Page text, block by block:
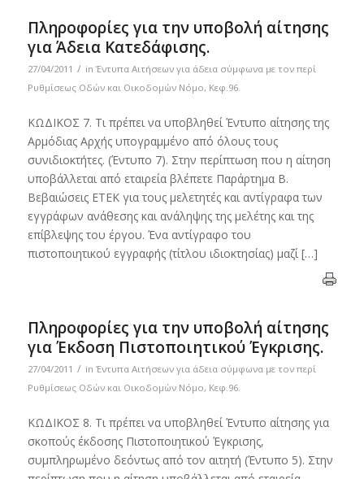
Πληροφορίες για την υποβολή αίτησης
για Άδεια Κατεδάφισης.
27/04/2011 / in Έντυπα Αιτήσεων για άδεια σύμφωνα με τον περί
Ρυθμίσεως Οδών και Οικοδομών Νόμο, Κεφ.96.
ΚΩΔΙΚΟΣ 7. Τι πρέπει να υποβληθεί Έντυπο αίτησης της
Αρμόδιας Αρχής υπογραμμένο από όλους τους
συνιδιοκτήτες. (Έντυπο 7). Στην περίπτωση που η αίτηση
υποβάλλεται από εταιρεία βλέπετε Παράρτημα B.
Βεβαιώσεις ΕΤΕΚ για τους μελετητές και αντίγραφα των
εγγράφων ανάθεσης και ανάληψης της μελέτης και της
επίβλεψης του έργου. Ένα αντίγραφο του
πιστοποιητικού εγγραφής (τίτλου ιδιοκτησίας) μαζί […]
Πληροφορίες για την υποβολή αίτησης
για Έκδοση Πιστοποιητικού Έγκρισης.
27/04/2011 / in Έντυπα Αιτήσεων για άδεια σύμφωνα με τον περί
Ρυθμίσεως Οδών και Οικοδομών Νόμο, Κεφ.96.
ΚΩΔΙΚΟΣ 8. Τι πρέπει να υποβληθεί Έντυπο αίτησης για
σκοπούς έκδοσης Πιστοποιητικού Έγκρισης,
συμπληρωμένο δεόντως από τον αιτητή (Έντυπο 5). Στην